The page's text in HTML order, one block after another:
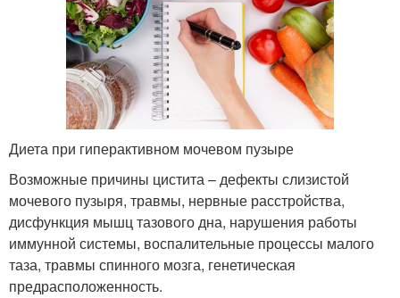
Диета при гиперактивном мочевом пузыре
Возможные причины цистита – дефекты слизистой
мочевого пузыря, травмы, нервные расстройства,
дисфункция мышц тазового дна, нарушения работы
иммунной системы, воспалительные процессы малого
таза, травмы спинного мозга, генетическая
предрасположенность.